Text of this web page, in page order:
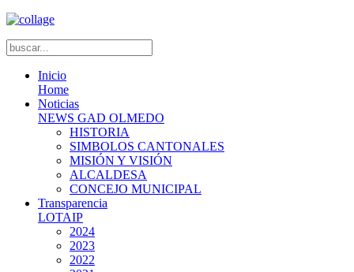
Inicio
Home
Noticias
NEWS GAD OLMEDO
HISTORIA
SIMBOLOS CANTONALES
MISIÓN Y VISIÓN
ALCALDESA
CONCEJO MUNICIPAL
Transparencia
LOTAIP
2024
2023
2022